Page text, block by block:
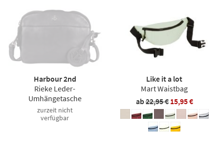
Harbour 2nd
Rieke Leder-
Umhängetasche
zurzeit nicht
verfügbar
Like it a lot
Mart Waistbag
ab22,95 € 15,95 €